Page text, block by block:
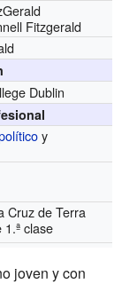
Fitzgerald
Dublin
y
Cruz de Terra
clase
joven y con